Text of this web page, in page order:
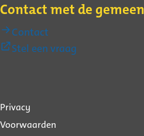
Contact met de
Contact
Stel een vraag
Over
deze
Privacy
Voorwaarden